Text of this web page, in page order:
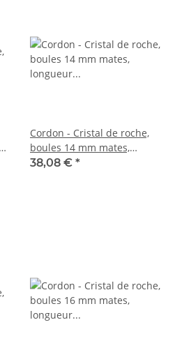
Cordon - Cristal de roche,
boules 14 mm mates,
longueur 39 cm /4648
38,08 € *